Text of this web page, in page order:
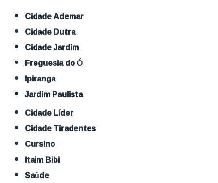
Cidade Ademar
Cidade Dutra
Cidade Jardim
Freguesia do Ó
Ipiranga
Jardim Paulista
Cidade Líder
Cidade Tiradentes
Cursino
Itaim Bibi
Saúde